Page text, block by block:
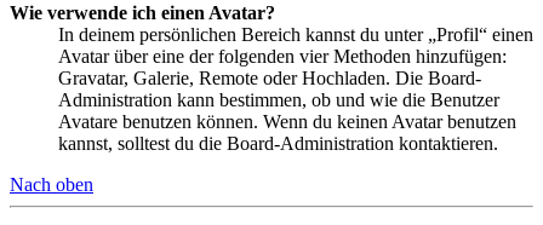
Wie verwende ich einen Avatar?
In deinem persönlichen Bereich kannst du unter „Profil“ einen
Avatar über eine der folgenden vier Methoden hinzufügen:
Gravatar, Galerie, Remote oder Hochladen. Die Board-
Administration kann bestimmen, ob und wie die Benutzer
Avatare benutzen können. Wenn du keinen Avatar benutzen
kannst, solltest du die Board-Administration kontaktieren.
Nach oben